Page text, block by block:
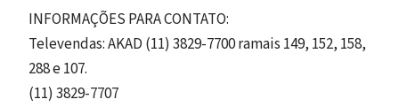
INFORMAÇÕES PARA CONTATO:
Televendas: AKAD (11) 3829-7700 ramais 149, 152, 158,
288 e 107.
(11) 3829-7707